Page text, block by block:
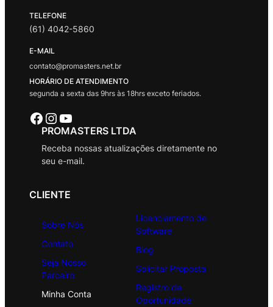
TELEFONE
(61) 4042-5860
E-MAIL
contato@promasters.net.br
HORÁRIO DE ATENDIMENTO
segunda a sexta das 9hrs às 18hrs exceto feriados.
Facebook Instagram Youtube
PROMASTERS LTDA
Receba nossas atualizações diretamente no
seu e-mail.
CLIENTE
Sobre Nós
Contato
Seja Nosso
Parceiro
Minha Conta
Licenciamento de
Software
Blog
Solicitar Proposta
Registro de
Oportunidade